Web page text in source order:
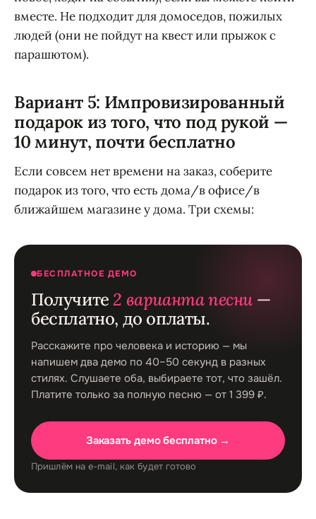
вместе. Не подходит для домоседов, пожилых
людей (они не пойдут на квест или прыжок с
парашютом).
Вариант 5: Импровизированный
подарок из того, что под рукой —
10 минут, почти бесплатно
Если совсем нет времени на заказ, соберите
подарок из того, что есть дома/в офисе/в
ближайшем магазине у дома. Три схемы:
БЕСПЛАТНОЕ ДЕМО
Получите2 варианта песни —
бесплатно, до оплаты.
Расскажите про человека и историю — мы
напишем два демо по 40–50 секунд в разных
стилях. Слушаете оба, выбираете тот, что зашёл.
Платите только за полную песню — от 1 399 ₽.
Заказать демо бесплатно →
Пришлём на e-mail, как будет готово